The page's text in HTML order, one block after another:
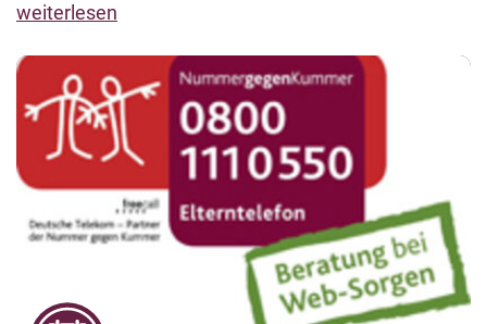
weiterlesen